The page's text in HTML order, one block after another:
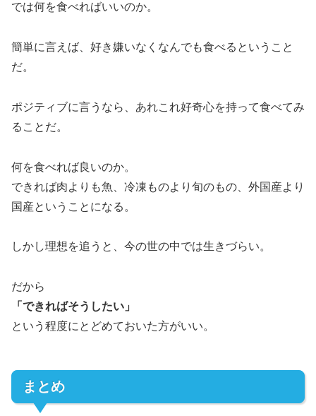
では何を食べればいいのか。
簡単に言えば、好き嫌いなくなんでも食べるということ
だ。
ポジティブに言うなら、あれこれ好奇心を持って食べてみ
ることだ。
何を食べれば良いのか。
できれば肉よりも魚、冷凍ものより旬のもの、外国産より
国産ということになる。
しかし理想を追うと、今の世の中では生きづらい。
だから
「できればそうしたい」
という程度にとどめておいた方がいい。
まとめ